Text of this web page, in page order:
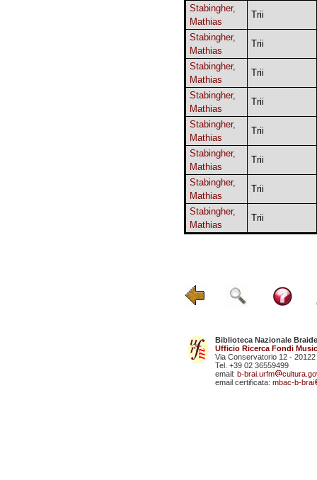
Stabingher,
Mathias
Trii
Stabingher,
Mathias
Trii
Stabingher,
Mathias
Trii
Stabingher,
Mathias
Trii
Stabingher,
Mathias
Trii
Stabingher,
Mathias
Trii
Stabingher,
Mathias
Trii
Stabingher,
Mathias
Trii
Biblioteca Nazionale
Ufficio Ricerca Fondi
Via Conservatorio 12 - 20122
Tel. +39 02 36559499
email: b-brai.urfm
email certificata: mbac-b-brai